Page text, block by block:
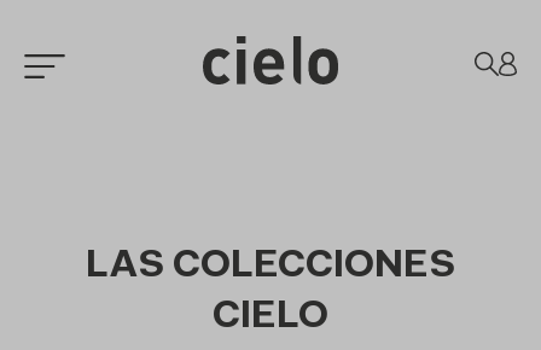
LAS COLECCIONES
CIELO